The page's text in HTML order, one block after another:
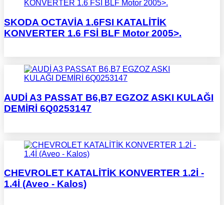
SKODA OCTAVİA 1.6FSI KATALİTİK
KONVERTER 1.6 FSİ BLF Motor 2005>.
AUDİ A3 PASSAT B6,B7 EGZOZ ASKI KULAĞI
DEMİRİ 6Q0253147
CHEVROLET KATALİTİK KONVERTER 1.2İ -
1.4İ (Aveo - Kalos)